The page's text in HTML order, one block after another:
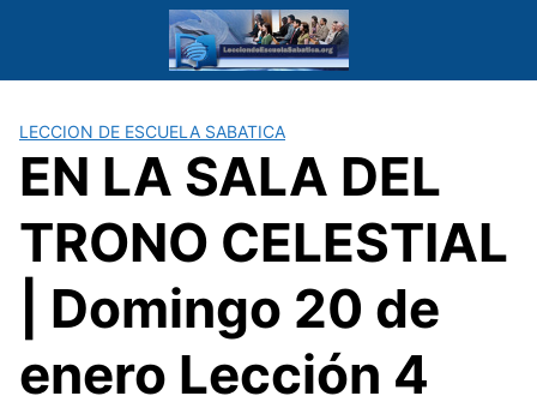
LECCION DE ESCUELA SABATICA
EN LA SALA DEL
TRONO CELESTIAL
| Domingo 20 de
enero Lección 4